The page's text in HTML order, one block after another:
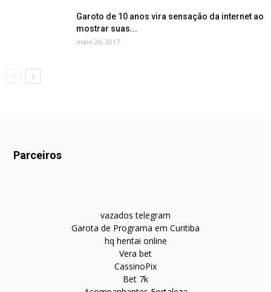
Garoto de 10 anos vira sensação da internet ao
mostrar suas...
maio 26, 2017
Parceiros
vazados telegram
Garota de Programa em Curitiba
hq hentai online
Vera bet
CassinoPix
Bet 7k